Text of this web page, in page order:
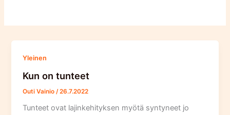
Yleinen
Kun on tunteet
Outi Vainio /26.7.2022
Tunteet ovat lajinkehityksen myötä syntyneet jo